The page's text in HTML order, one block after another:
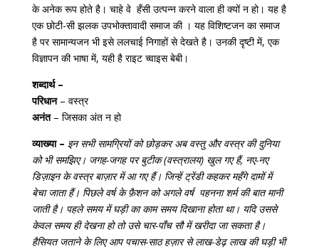
के अनेक रूप होते है। चाहे वे हँसी उत्पन्न करने वाला ही क्यों न हो। यह है
एक छोटी-सी झलक उपभोक्‍तावादी समाज की । यह विशिष्टजन का समाज
है पर सामान्यजन भी इसे ललचाई निगाहों से देखते है। उनकी दृष्टी में, एक
विज्ञापन की भाषा में, यही है राइट च्वाइस बेबी।
शब्दार्थ –
परिधान – वस्त्र
अनंत– जिसका अंत न हो
व्याख्या – इन सभी सामग्रियों को छोड़कर अब वस्तु और वस्त्र की दुनिया
को भी समझिए। जगह-जगह पर बुटीक (वस्त्रालय) खुल गए हैं, नए-नए
डिज़ाइन के वस्त्र बाज़ार में आ गए हैं। जिन्हें ट्रेंडी कहकर महँगे दामों में
बेचा जाता हैं। पिछले वर्ष के फ़ैशन को अगले वर्ष पहनना शर्म की बात मानी
जाती है। पहले समय में घड़ी का काम समय दिखाना होता था। यदि उससे
केवल समय ही देखना हो तो उसे चार-पाँच सौ में खरीदा जा सकता है।
हैसियत जताने के लिए आप पचास-साठ हज़ार से लाख-डेढ़ लाख की घड़ी भी